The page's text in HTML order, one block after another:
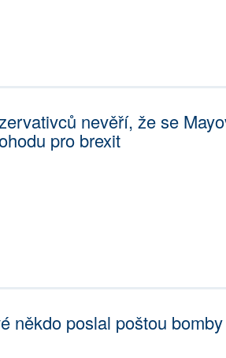
nevěří, že se
pro brexit
někdo poslal poštou bomby